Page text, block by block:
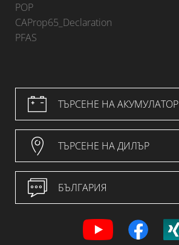
POP
CAProp65_Declaration
PFAS
ТЪРСЕНЕ НА АКУМУЛАТОР
ТЪРСЕНЕ НА ДИЛЪР
БЪЛГАРИЯ